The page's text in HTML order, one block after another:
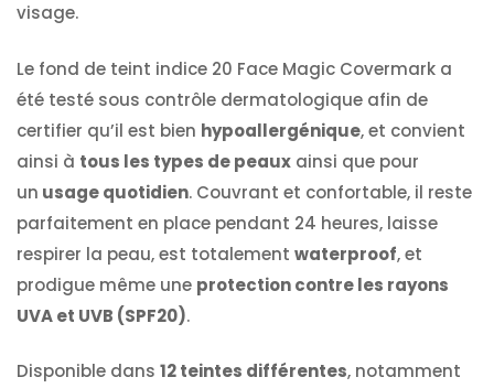
visage.
Le fond de teint indice 20 Face Magic Covermark a
été testé sous contrôle dermatologique afin de
certifier qu’il est bien hypoallergénique, et convient
ainsi à tous les types de peaux ainsi que pour
un usage quotidien. Couvrant et confortable, il reste
parfaitement en place pendant 24 heures, laisse
respirer la peau, est totalement waterproof, et
prodigue même une protection contre les rayons
UVA et UVB (SPF20).
Disponible dans 12 teintes différentes, notamment